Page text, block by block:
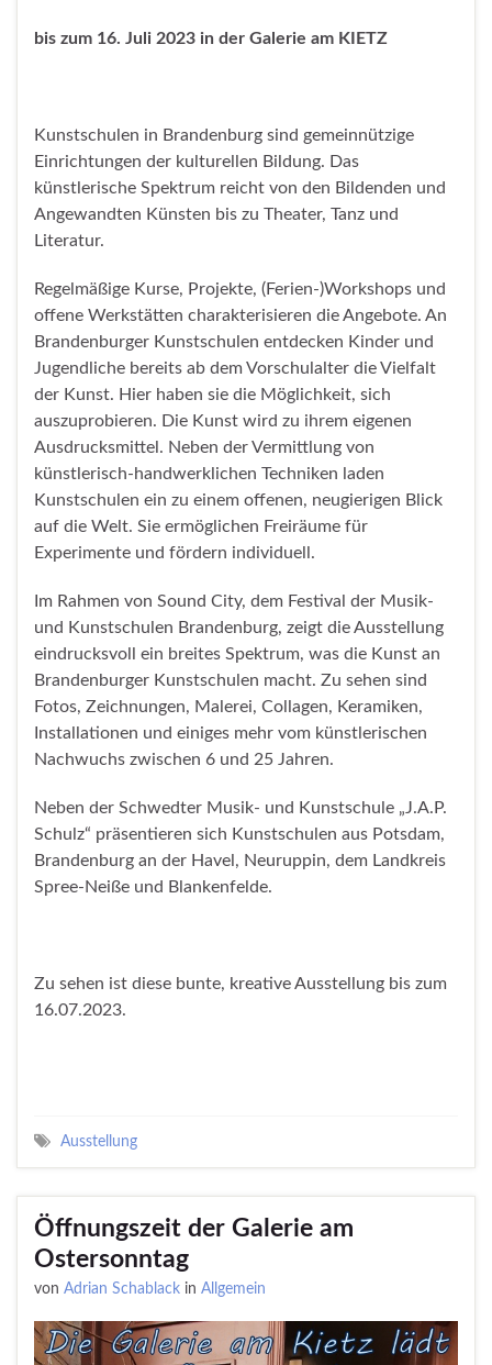
bis zum 16. Juli 2023 in der Galerie am KIETZ
Kunstschulen in Brandenburg sind gemeinnützige
Einrichtungen der kulturellen Bildung. Das
künstlerische Spektrum reicht von den Bildenden und
Angewandten Künsten bis zu Theater, Tanz und
Literatur.
Regelmäßige Kurse, Projekte, (Ferien-)Workshops und
offene Werkstätten charakterisieren die Angebote. An
Brandenburger Kunstschulen entdecken Kinder und
Jugendliche bereits ab dem Vorschulalter die Vielfalt
der Kunst. Hier haben sie die Möglichkeit, sich
auszuprobieren. Die Kunst wird zu ihrem eigenen
Ausdrucksmittel. Neben der Vermittlung von
künstlerisch-handwerklichen Techniken laden
Kunstschulen ein zu einem offenen, neugierigen Blick
auf die Welt. Sie ermöglichen Freiräume für
Experimente und fördern individuell.
Im Rahmen von Sound City, dem Festival der Musik-
und Kunstschulen Brandenburg, zeigt die Ausstellung
eindrucksvoll ein breites Spektrum, was die Kunst an
Brandenburger Kunstschulen macht. Zu sehen sind
Fotos, Zeichnungen, Malerei, Collagen, Keramiken,
Installationen und einiges mehr vom künstlerischen
Nachwuchs zwischen 6 und 25 Jahren.
Neben der Schwedter Musik- und Kunstschule „J.A.P.
Schulz“ präsentieren sich Kunstschulen aus Potsdam,
Brandenburg an der Havel, Neuruppin, dem Landkreis
Spree-Neiße und Blankenfelde.
Zu sehen ist diese bunte, kreative Ausstellung bis zum
16.07.2023.
Ausstellung
Öffnungszeit der Galerie am
Ostersonntag
von Adrian Schablack in Allgemein